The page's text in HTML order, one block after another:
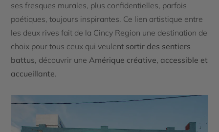
ses fresques murales, plus confidentielles, parfois
poétiques, toujours inspirantes. Ce lien artistique entre
les deux rives fait de la Cincy Region une destination de
choix pour tous ceux qui veulent sortir des sentiers
battus, découvrir uneAmérique créative, accessible et
accueillante.